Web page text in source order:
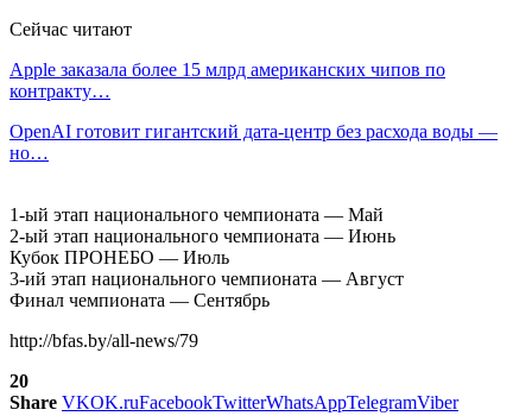
Сейчас читают
Apple заказала более 15 млрд американских чипов по
контракту…
OpenAI готовит гигантский дата-центр без расхода воды —
но…
1-ый этап национального чемпионата — Май
2-ый этап национального чемпионата — Июнь
Кубок ПРОНЕБО — Июль
3-ий этап национального чемпионата — Август
Финал чемпионата — Сентябрь
http://bfas.by/all-news/79
20
Share VKOK.ruFacebookTwitterWhatsAppTelegramViber